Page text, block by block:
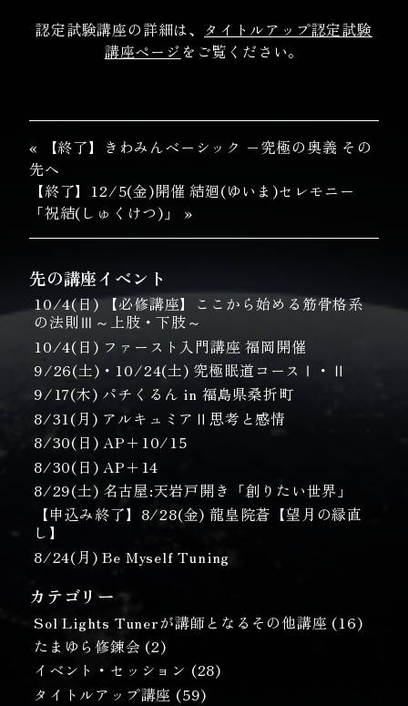
認定試験講座の詳細は、 タイトルアップ認定試験
講座ページをご覧ください。
« 【終了】きわみんベーシック −究極の奥義 その
先へ
【終了】12/5(金)開催 結廻(ゆいま)セレモニー
「祝結(しゅくけつ)」 »
先の講座イベント
10/4(日) 【必修講座】ここから始める筋骨格系
の法則Ⅲ～上肢・下肢～
10/4(日) ファースト入門講座 福岡開催
9/26(土)・10/24(土) 究極眠道コースⅠ・Ⅱ
9/17(木) パチくるん in 福島県桑折町
8/31(月) アルキュミアⅡ思考と感情
8/30(日) AP＋10/15
8/30(日) AP＋14
8/29(土) 名古屋:天岩戸開き「創りたい世界」
【申込み終了】8/28(金) 龍皇院蒼【望月の縁直
し】
8/24(月) Be Myself Tuning
カテゴリー
Sol Lights Tunerが講師となるその他講座 (16)
たまゆら修錬会 (2)
イベント・セッション (28)
タイトルアップ講座 (59)